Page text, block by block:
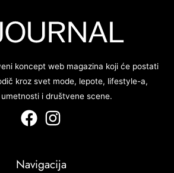
koncept web magazina koji će postati
kroz svet mode, lepote, lifestyle-a,
umetnosti i društvene scene.
Navigacija